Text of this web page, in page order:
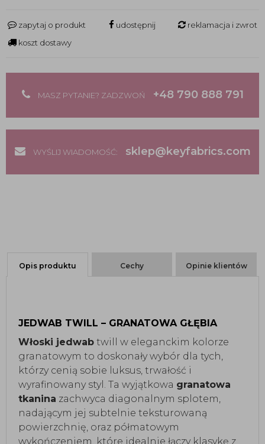
zapytaj o produkt udostępnij
reklamacja i zwrot
koszt dostawy
MASZ PYTANIE? ZADZWOŃ +48 790 888 791
WYŚLIJ WIADOMOŚĆ: sklep@keyfabrics.com
Opis produktu Cechy Opinie klientów
JEDWAB TWILL – GRANATOWA GŁĘBIA
Włoski jedwab twill w eleganckim kolorze
granatowym to doskonały wybór dla tych,
którzy cenią sobie luksus, trwałość i
wyrafinowany styl. Ta wyjątkowa granatowa
tkanina zachwyca diagonalnym splotem,
nadającym jej subtelnie teksturowaną
powierzchnię, oraz półmatowym
wykończeniem, które idealnie łączy klasykę z